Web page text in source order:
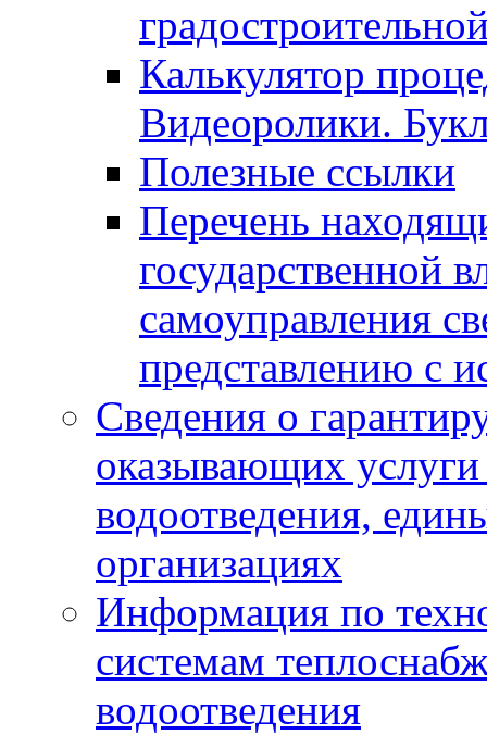
Калькулятор
Видеоролики.
Полезные ссылки
Перечень
государственной
самоуправления
представлению с
Сведения о
оказывающих
водоотведения,
организациях
Информация по
системам
водоотведения